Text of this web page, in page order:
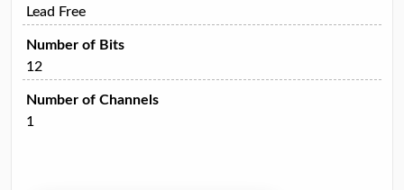
Lead Free
Number of Bits
12
Number of Channels
1